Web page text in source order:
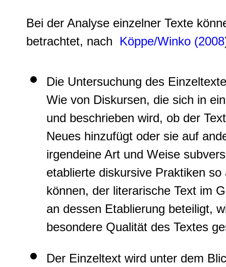
Bei der Analyse einzelner Texte
betrachtet, nach Köppe/Winko (2008
Die Untersuchung des
Wie von Diskursen, die sich in
und beschrieben wird, ob der
Neues hinzufügt oder sie auf
irgendeine Art und Weise
etablierte diskursive Praktiken
können, der literarische Text im
an dessen Etablierung beteiligt,
besondere Qualität des Textes
Der Einzeltext wird unter dem